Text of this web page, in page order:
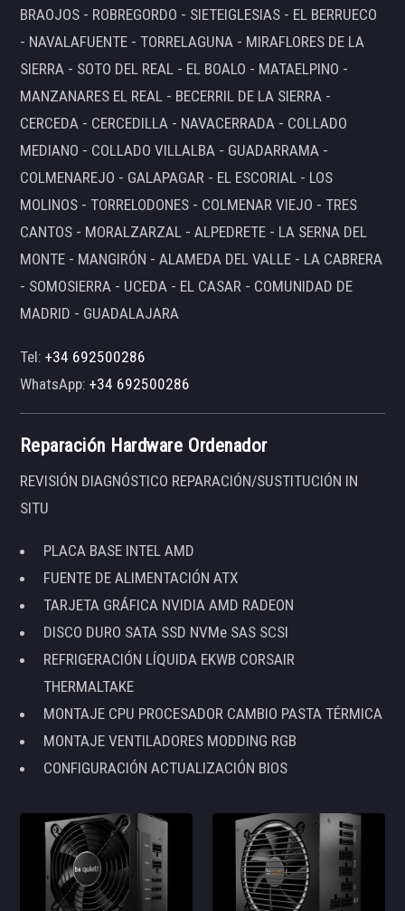
BRAOJOS - ROBREGORDO - SIETEIGLESIAS - EL BERRUECO
- NAVALAFUENTE - TORRELAGUNA - MIRAFLORES DE LA
SIERRA - SOTO DEL REAL - EL BOALO - MATAELPINO -
MANZANARES EL REAL - BECERRIL DE LA SIERRA -
CERCEDA - CERCEDILLA - NAVACERRADA - COLLADO
MEDIANO - COLLADO VILLALBA - GUADARRAMA -
COLMENAREJO - GALAPAGAR - EL ESCORIAL - LOS
MOLINOS - TORRELODONES - COLMENAR VIEJO - TRES
CANTOS - MORALZARZAL - ALPEDRETE - LA SERNA DEL
MONTE - MANGIRÓN - ALAMEDA DEL VALLE - LA CABRERA
- SOMOSIERRA - UCEDA - EL CASAR - COMUNIDAD DE
MADRID - GUADALAJARA
Tel:+34 692500286
WhatsApp:+34 692500286
Reparación Hardware Ordenador
REVISIÓN DIAGNÓSTICO REPARACIÓN/SUSTITUCIÓN IN
SITU
PLACA BASE INTEL AMD
FUENTE DE ALIMENTACIÓN ATX
TARJETA GRÁFICA NVIDIA AMD RADEON
DISCO DURO SATA SSD NVMe SAS SCSI
REFRIGERACIÓN LÍQUIDA EKWB CORSAIR
THERMALTAKE
MONTAJE CPU PROCESADOR CAMBIO PASTA TÉRMICA
MONTAJE VENTILADORES MODDING RGB
CONFIGURACIÓN ACTUALIZACIÓN BIOS